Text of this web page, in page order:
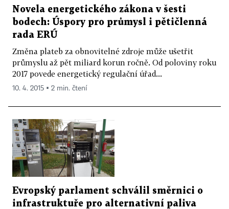
Novela energetického zákona v šesti
bodech: Úspory pro průmysl i pětičlenná
rada ERÚ
Změna plateb za obnovitelné zdroje může ušetřit
průmyslu až pět miliard korun ročně. Od poloviny roku
2017 povede energetický regulační úřad...
10. 4. 2015 ▪ 2 min. čtení
Evropský parlament schválil směrnici o
infrastruktuře pro alternativní paliva